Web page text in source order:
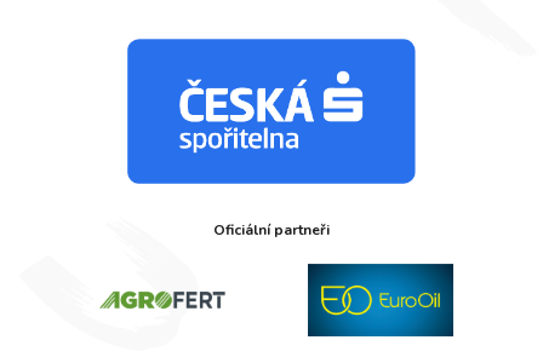
Oficiální partneři